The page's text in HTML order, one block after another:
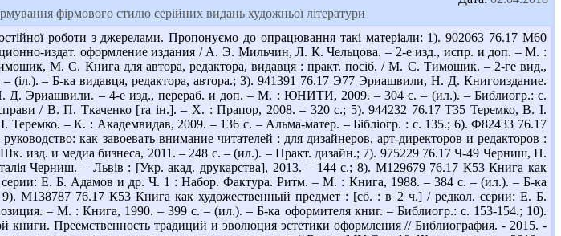
фірмового стилю серійних видань художньої літератури
роботи з джерелами. Пропонуємо до опрацювання такі матеріали: 1). 902063 76.17 М60
издат. оформление издания / А. Э. Мильчин, Л. К. Чельцова. – 2-е изд., испр. и доп. – М. :
М. С. Книга для автора, редактора, видавця : практ. посіб. / М. С. Тимошик. – 2-ге вид.,
(іл.). – Б-ка видавця, редактора, автора.; 3). 941391 76.17 Э77 Эриашвили, Н. Д. Книгоиздание.
Д. Эриашвили. – 4-е изд., перераб. и доп. – М. : ЮНИТИ, 2009. – 304 с. – (ил.). – Библиогр.: с.
/ В. П. Ткаченко [та ін.]. – Х. : Прапор, 2008. – 320 с.; 5). 944232 76.17 Т35 Теремко, В. І.
Теремко. – К. : Академвидав, 2009. – 136 с. – Альма-матер. – Бібліогр. : с. 135.; 6). Ф82433 76.17
как завоевать внимание читателей : для дизайнеров, арт-директоров и редакторов :
изд. и медиа бизнеса, 2011. – 248 с. – (ил.). – Практ. дизайн.; 7). 975229 76.17 Ч-49 Черниш, Н.
Черниш. – Львів : [Укр. акад. друкарства], 2013. – 144 с.; 8). М129679 76.17 К53 Книга как
Е. Б. Адамов и др. Ч. 1 : Набор. Фактура. Ритм. – М. : Книга, 1988. – 384 с. – (ил.). – Б-ка
М138787 76.17 К53 Книга как художественный предмет : [сб. : в 2 ч.] / редкол. серии: Е. Б.
– М. : Книга, 1990. – 399 с. – (ил.). – Б-ка оформителя книг. – Библиогр.: с. 153-154.; 10).
книги. Преемственность традиций и эволюция эстетики оформления // Библиография. - 2015. -